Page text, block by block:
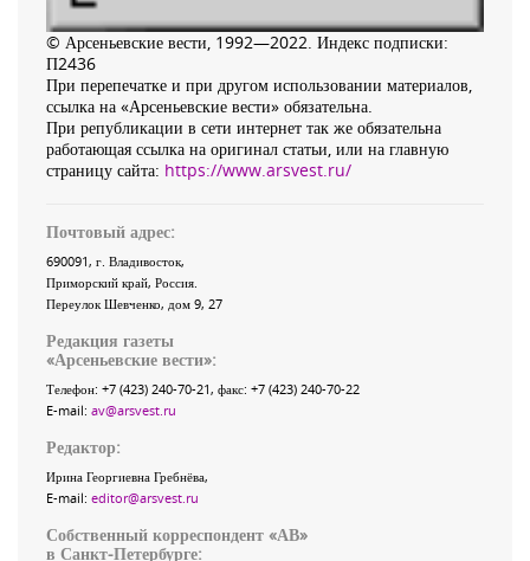
© Арсеньевские вести, 1992—2022. Индекс подписки:
П2436
При перепечатке и при другом использовании материалов,
ссылка на «Арсеньевские вести» обязательна.
При републикации в сети интернет так же обязательна
работающая ссылка на оригинал статьи, или на главную
страницу сайта: https://www.arsvest.ru/
Почтовый адрес:
690091, г. Владивосток,
Приморский край, Россия
Переулок Шевченко, дом 9, 27
Редакция газеты
«Арсеньевские вести»:
Телефон: +7 (423) 240-70-21, факс: +7 (423) 240-70-22
E-mail: av@arsvest.ru
Редактор:
Ирина Георгиевна Гребнёва,
E-mail: editor@arsvest.ru
Собственный корреспондент «АВ»
в Санкт-Петербурге: